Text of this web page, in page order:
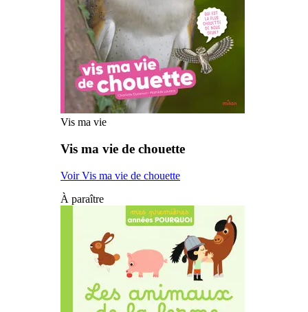
Vis ma vie
Vis ma vie de chouette
Voir Vis ma vie de chouette
À paraître